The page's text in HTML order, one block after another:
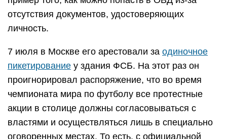
отсутствия документов, удостоверяющих
личность.
7 июля в Москве его арестовали за одиночное
пикетирование у здания ФСБ. На этот раз он
проигнорировал распоряжение, что во время
чемпионата мира по футболу все протестные
акции в столице должны согласовываться с
властями и осуществляться лишь в специально
оговоренных местах. То есть, с официальной